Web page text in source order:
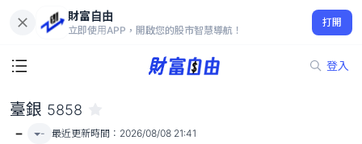
財富自由
立即使用APP，開啟您的股市智慧導航！
打開
登入
-
臺銀 5858
- - 最近更新時間： 2026/08/08 21:41